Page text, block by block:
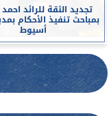
تجديد الثقة للرائد
بمباحث تنفيذ الأحكام
أسيوط